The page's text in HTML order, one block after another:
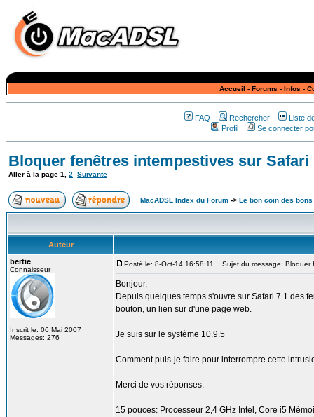
Accueil - Forums - Infos -
FAQ Rechercher
Liste
Profil
Se connecter
Bloquer fenêtres intempestives sur Safari
Aller à la page 1 2 Suivante
MacADSL Index du Forum -> Le bon coin des
Auteur
bertie
Connaisseur
Inscrit le: 06 Mai 2007
Messages: 276
Posté le: 8-Oct-14 16:58:11 Sujet du message: Bloquer
Bonjour,
Depuis quelques temps s'ouvre sur Safari 7.1 des
bouton, un lien sur d'une page web.
Je suis sur le système 10.9.5
Comment puis-je faire pour interrompre cette
Merci de vos réponses.
15 pouces: Processeur 2,4 GHz Intel, Core i5